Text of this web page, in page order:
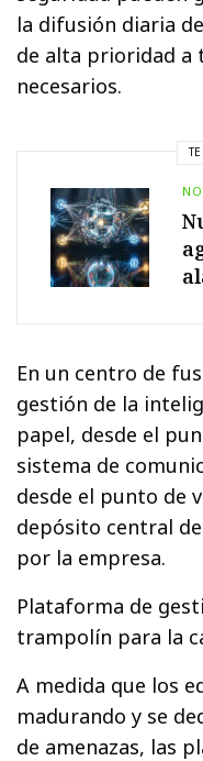
la difusión diaria
de alta prioridad a
necesarios.
En un centro de
gestión de la
papel, desde el
sistema de
desde el punto de
depósito central
por la empresa.
Plataforma de
trampolín para la
A medida que los
madurando y se
de amenazas, las